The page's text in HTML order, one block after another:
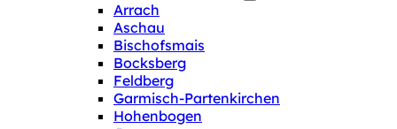
Arrach
Aschau
Bischofsmais
Bocksberg
Feldberg
Garmisch-Partenkirchen
Hohenbogen